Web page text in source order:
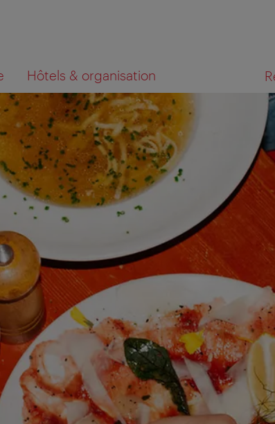
Hôtels & organisation
sur la carte RECHERCHE